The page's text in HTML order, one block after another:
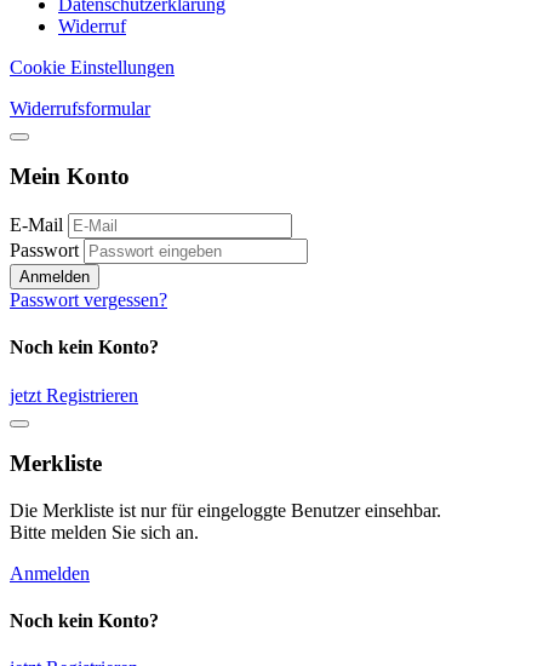
Widerruf
Cookie Einstellungen
Widerrufsformular
Mein Konto
E-Mail
Passwort
Anmelden
Passwort vergessen?
Noch kein Konto?
jetzt Registrieren
Merkliste
Die Merkliste ist nur für eingeloggte Benutzer einsehbar.
Bitte melden Sie sich an.
Anmelden
Noch kein Konto?